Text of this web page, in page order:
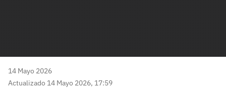
14 Mayo 2026
Actualizado 14 Mayo 2026, 17:59